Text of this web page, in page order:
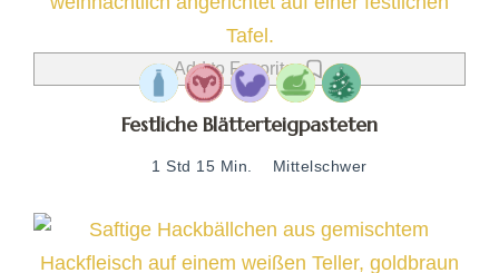
Add to Favorites
Festliche Blätterteigpasteten
1 Std 15 Min. Mittelschwer